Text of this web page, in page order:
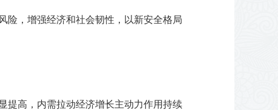
，增强经济和社会韧性，以新安全格局
高，内需拉动经济增长主动力作用持续